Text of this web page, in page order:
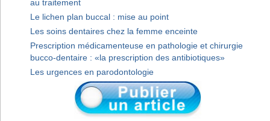
au traitement
Le lichen plan buccal : mise au point
Les soins dentaires chez la femme enceinte
Prescription médicamenteuse en pathologie et chirurgie
bucco-dentaire : «la prescription des antibiotiques»
Les urgences en parodontologie